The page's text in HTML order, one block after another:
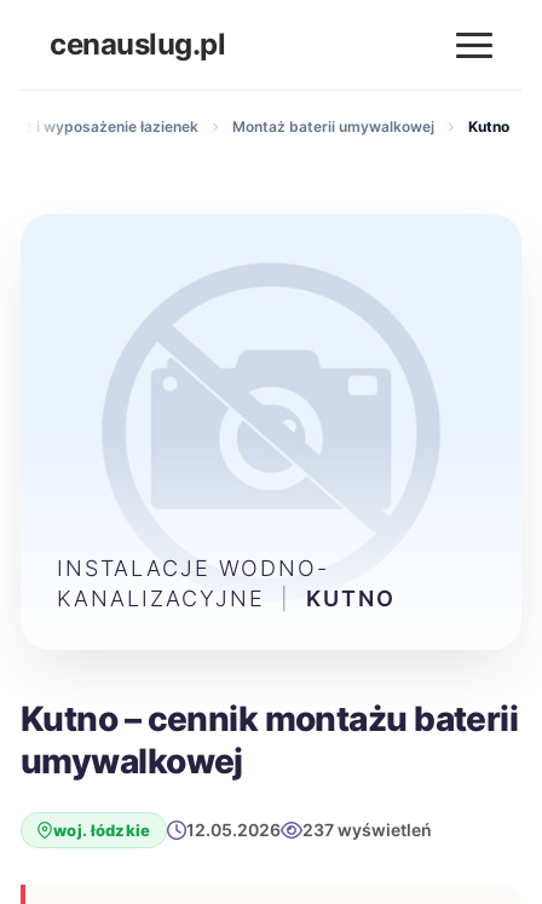
cenauslug.pl
i wyposażenie łazienek Montaż baterii umywalkowej Kutno
Kutno – cennik montażu baterii
umywalkowej
woj. łódzkie 12.05.2026 237 wyświetleń
INSTALACJE WODNO-
KANALIZACYJNE
KUTNO